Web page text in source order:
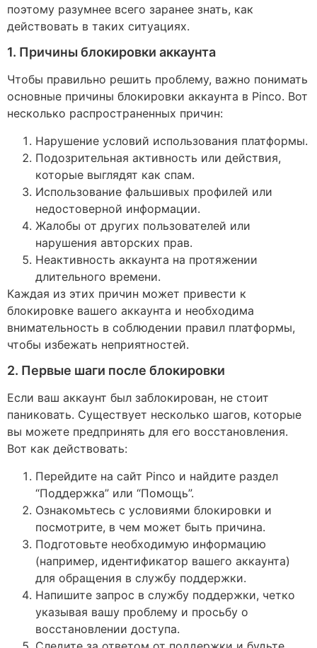
поэтому разумнее всего заранее знать, как
действовать в таких ситуациях.
1. Причины блокировки аккаунта
Чтобы правильно решить проблему, важно понимать
основные причины блокировки аккаунта в Pinco. Вот
несколько распространенных причин:
Нарушение условий использования платформы.
Подозрительная активность или действия,
которые выглядят как спам.
Использование фальшивых профилей или
недостоверной информации.
Жалобы от других пользователей или
нарушения авторских прав.
Неактивность аккаунта на протяжении
длительного времени.
Каждая из этих причин может привести к
блокировке вашего аккаунта и необходима
внимательность в соблюдении правил платформы,
чтобы избежать неприятностей.
2. Первые шаги после блокировки
Если ваш аккаунт был заблокирован, не стоит
паниковать. Существует несколько шагов, которые
вы можете предпринять для его восстановления.
Вот как действовать:
Перейдите на сайт Pinco и найдите раздел
“Поддержка” или “Помощь”.
Ознакомьтесь с условиями блокировки и
посмотрите, в чем может быть причина.
Подготовьте необходимую информацию
(например, идентификатор вашего аккаунта)
для обращения в службу поддержки.
Напишите запрос в службу поддержки, четко
указывая вашу проблему и просьбу о
восстановлении доступа.